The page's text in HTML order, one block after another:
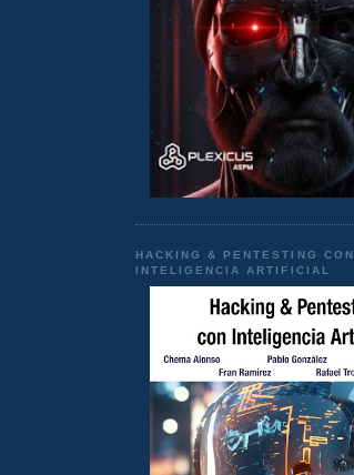
HACKING & PENTESTING CON
INTELIGENCIA ARTIFICIAL